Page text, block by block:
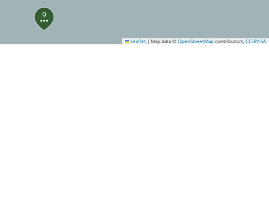
9
Leaflet | Map data © OpenStreetMap contributors, CC-BY-SA